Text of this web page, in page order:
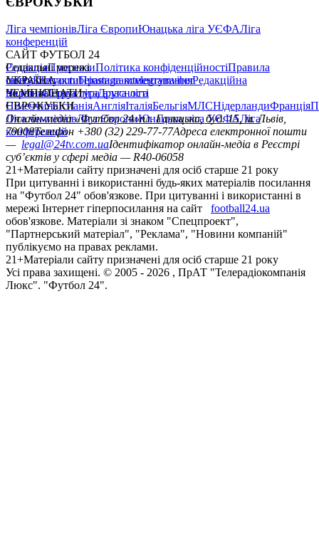
Ліга чемпіонівЛіга ЄвропиЮнацька ліга УЄФАЛіга
конференцій
САЙТ ФУТБОЛ 24
РедакціяПрогнозиПолітика конфіденційностіПравила
сайтуКонтактиПравила коментуванняРедакційна
політикаСтруктура власності
Соціальні мережі
facebookxyoutubeinstagramtelegramviber
УКРАЇНА
УкраїнаПерша лігаДруга ліга
ЧЕМПІОНАТИ
НімеччинаІспаніяАнгліяІталіяБельгіяМЛСНідерландиФранція
ЄВРОКУБКИ
Ліга чемпіонівЛіга ЄвропиЮнацька ліга УЄФАЛіга
конференцій
Онлайн-медіа «Футбол 24»пл. Галицька, буд. 15, м. Львів,
79008Телефон +380 (32) 229-77-77Адреса електронної пошти
— legal@24tv.com.uaІдентифікатор онлайн-медіа в Реєстрі
суб’єктів у сфері медіа — R40-06058
21+Матеріали сайту призначені для осіб старше 21 року
При цитуванні і використанні будь-яких матеріалів посилання
на "Футбол 24" обов'язкове. При цитуванні і використанні в
мережі Інтернет гіперпосилання на сайт
football24.ua
обов'язкове. Матеріали зі знаком "Спецпроект",
"Партнерський матеріал", "Реклама", "Новини компаній"
публікуємо на правах реклами.
21+Матеріали сайту призначені для осіб старше 21 року
Усi права захищенi. © 2005 - 2026 , ПрАТ "Телерадіокомпанія
Люкс". "Футбол 24".